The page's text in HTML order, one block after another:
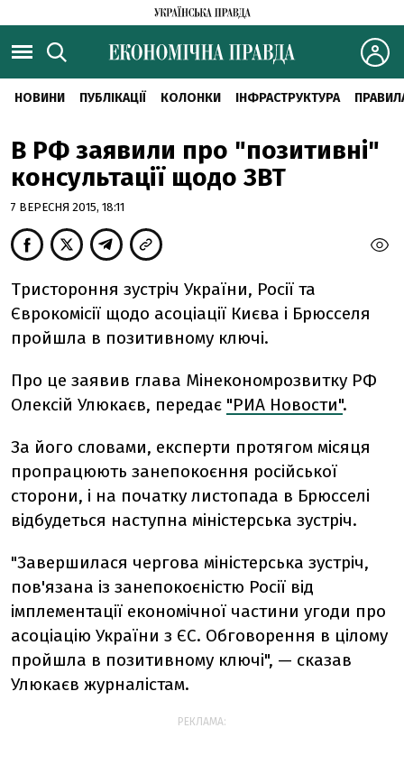
НОВИНИ ПУБЛІКАЦІЇ КОЛОНКИ ІНФРАСТРУКТУРА
В РФ заявили про "позитивні"
консультації щодо ЗВТ
7 ВЕРЕСНЯ 2015, 18:11
Тристороння зустріч України, Росії та
Єврокомісії щодо асоціації Києва і Брюсселя
пройшла в позитивному ключі.
Про це заявив глава Мінекономрозвитку РФ
Олексій Улюкаєв, передає "РИА Новости".
За його словами, експерти протягом місяця
пропрацюють занепокоєння російської
сторони, і на початку листопада в Брюсселі
відбудеться наступна міністерська зустріч.
"Завершилася чергова міністерська зустріч,
пов'язана із занепокоєністю Росії від
імплементації економічної частини угоди про
асоціацію України з ЄС. Обговорення в цілому
пройшла в позитивному ключі", — сказав
Улюкаєв журналістам.
РЕКЛАМА: